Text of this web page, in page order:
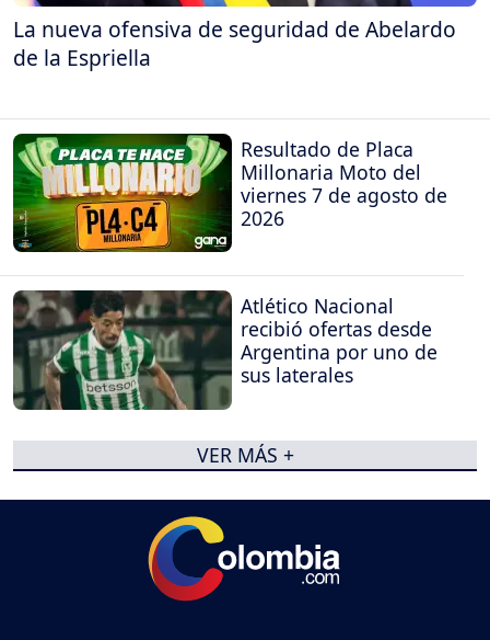
La nueva ofensiva de seguridad de Abelardo
de la Espriella
Resultado de Placa
Millonaria Moto del
viernes 7 de agosto de
2026
Atlético Nacional
recibió ofertas desde
Argentina por uno de
sus laterales
VER MÁS +